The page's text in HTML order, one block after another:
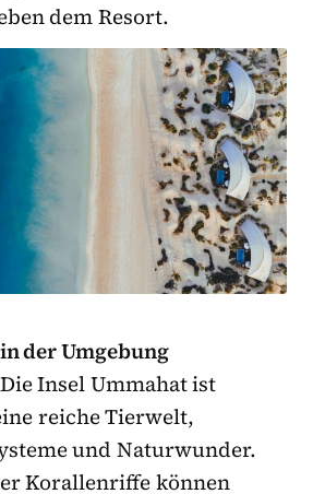
dem Resort.
der Umgebung
Die Insel Ummahat ist
reiche Tierwelt,
und Naturwunder.
Korallenriffe können